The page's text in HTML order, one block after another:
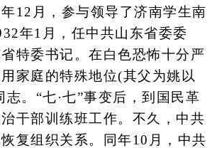
12月，参与领导了济南学生南
年1月，任中共山东省委委
特委书记。在白色恐怖十分严
家庭的特殊地位(其父为姚以
。“七·七”事变后，到国民革
干部训练班工作。不久，中共
复组织关系。同年10月，中共